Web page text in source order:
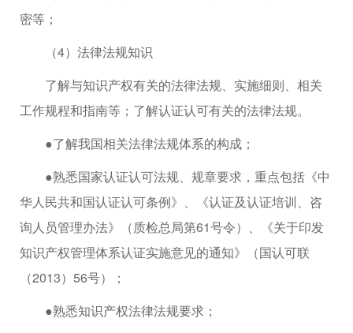
密等；
（4）法律法规知识
了解与知识产权有关的法律法规、实施细则、相关
工作规程和指南等；了解认证认可有关的法律法规。
●了解我国相关法律法规体系的构成；
●熟悉国家认证认可法规、规章要求，重点包括《中
华人民共和国认证认可条例》、《认证及认证培训、咨
询人员管理办法》（质检总局第61号令）、《关于印发
知识产权管理体系认证实施意见的通知》（国认可联
（2013）56号）；
●熟悉知识产权法律法规要求；